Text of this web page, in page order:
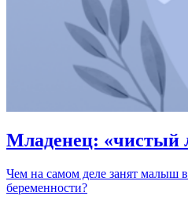
Младенец: «чистый
Чем на самом деле занят малыш
беременности?